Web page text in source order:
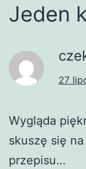
Jeden
27
Wygląda
skuszę się
przepisu…